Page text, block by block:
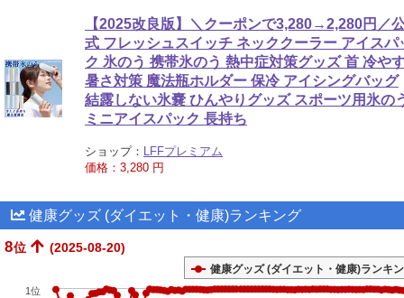
【2025改良版】＼クーポンで3,280→2,280円／
式 フレッシュスイッチ ネッククーラー アイスパ
ク 氷のう 携帯氷のう 熱中症対策グッズ 首 冷や
暑さ対策 魔法瓶ホルダー 保冷 アイシングバッグ
結露しない氷嚢 ひんやりグッズ スポーツ用氷の
ミニアイスパック 長持ち
ショップ： LFFプレミアム
価格：3,280 円
健康グッズ (ダイエット・健康)ランキング
8位 (2025-08-20)
健康グッズ (ダイエット・健康)ランキ
1位